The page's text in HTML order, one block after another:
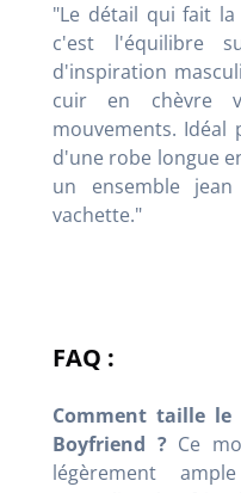
"Le détail qui fait
c'est l'équilibre
d'inspiration
cuir en chèvre
mouvements. Idéal
d'une robe longue
un ensemble
vachette."
FAQ :
Comment taille
Boyfriend ?Ce
légèrement